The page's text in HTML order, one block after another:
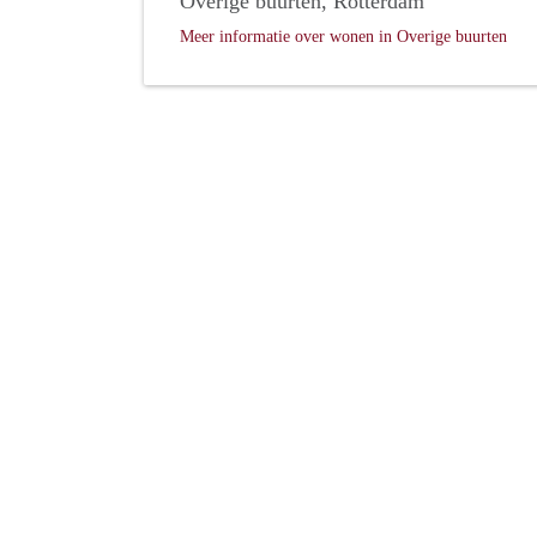
Meer informatie over wonen in Overige buurten